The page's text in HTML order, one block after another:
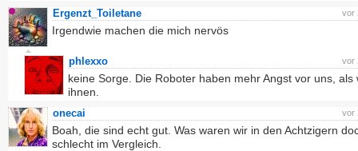
vor
Ergenzt_Toiletane
Irgendwie machen die mich nervös
vor
phlexxo
keine Sorge. Die Roboter haben mehr Angst vor uns, als
ihnen.
vor
onecai
Boah, die sind echt gut. Was waren wir in den Achtzigern
schlecht im Vergleich.